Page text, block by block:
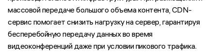
массовой передаче большого объема контента, CDN-
сервис помогает снизить нагрузку на сервер, гарантируя
бесперебойную передачу данных во время
видеоконференций даже при условии пикового трафика.